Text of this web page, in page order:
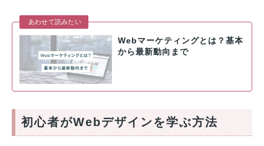
あわせて読みたい
Webマーケティングとは？基本
から最新動向まで
初心者がWebデザインを学ぶ方法